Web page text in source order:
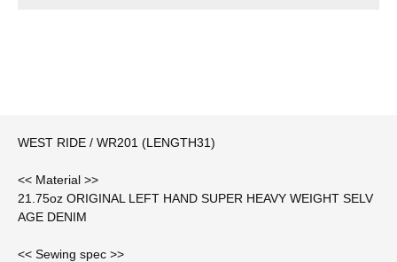
WEST RIDE / WR201 (LENGTH31)
<< Material >>
21.75oz ORIGINAL LEFT HAND SUPER HEAVY WEIGHT SELV
AGE DENIM
<< Sewing spec >>